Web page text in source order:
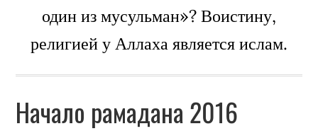
один из мусульман»? Воистину,
религией у Аллаха является ислам.
Начало рамадана 2016